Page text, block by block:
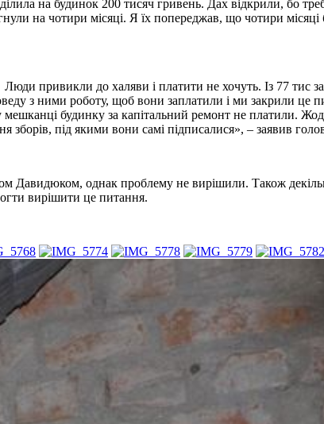
на будинок 200 тисяч гривень. Дах відкрили, бо
на чотири місяці. Я їх попереджав, що чотири
привикли до халяви і платити не хочуть. Із 77 тис
з ними роботу, щоб вони заплатили і ми закрили
будинку за капітальний ремонт не платили.
зборів, під якими вони самі підписалися», – заявив
Давидюком, однак проблему не вирішили. Також
вирішити це питання.